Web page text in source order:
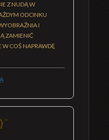
Z NUDĄ W
ODCINKU
I
ZAMIENIĆ
W COŚ NAPRAWDĘ